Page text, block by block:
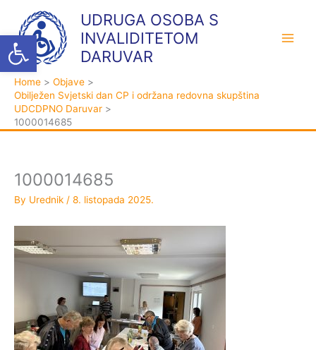
Open toolbar
content
UDRUGA OSOBA S
INVALIDITETOM
DARUVAR
Home
Objave
Obilježen Svjetski dan CP i održana redovna skupština
UDCDPNO Daruvar
1000014685
1000014685
By Urednik / 8. listopada 2025.
t
e
g
o
r
e
h
i
v
a